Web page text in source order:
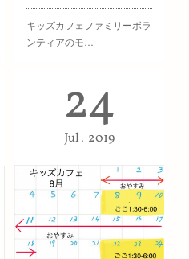
キッズカフェファミリーボラ
ンティアのモ…
24
Jul 2019